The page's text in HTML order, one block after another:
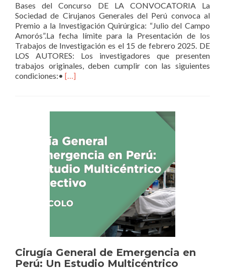
Bases del Concurso DE LA CONVOCATORIA La
Sociedad de Cirujanos Generales del Perú convoca al
Premio a la Investigación Quirúrgica: “Julio del Campo
Amorós”.La fecha límite para la Presentación de los
Trabajos de Investigación es el 15 de febrero 2025. DE
LOS AUTORES: Los investigadores que presenten
trabajos originales, deben cumplir con las siguientes
condiciones:• Read
Investigación
Quirúrgica
2025:
“Dr.
Julio
del
Amorós”
[…]
Cirugía General de Emergencia en
Perú: Un Estudio Multicéntrico